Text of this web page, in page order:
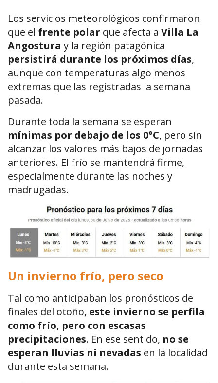
Los servicios meteorológicos confirmaron
que el frente polar que afecta a Villa La
Angostura y la región patagónica
persistirá durante los próximos días,
aunque con temperaturas algo menos
extremas que las registradas la semana
pasada.
Durante toda la semana se esperan
mínimas por debajo de los 0°C, pero sin
alcanzar los valores más bajos de jornadas
anteriores. El frío se mantendrá firme,
especialmente durante las noches y
madrugadas.
Un invierno frío, pero seco
Tal como anticipaban los pronósticos de
finales del otoño, este invierno se perfila
como frío, pero con escasas
precipitaciones. En ese sentido, no se
esperan lluvias ni nevadas en la localidad
durante esta semana.